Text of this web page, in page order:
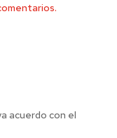
acuerdo con el